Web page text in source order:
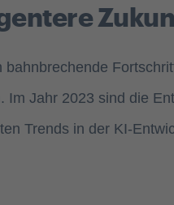
Jahr 2023 sind die
Trends in der KI-